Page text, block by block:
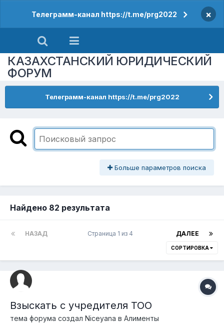
Телеграмм-канал https://t.me/prg2022 ×
КАЗАХСТАНСКИЙ ЮРИДИЧЕСКИЙ
ФОРУМ
Телеграмм-канал https://t.me/prg2022
Больше параметров поиска
Найдено 82 результата
НАЗАД ДАЛЕЕ
Страница 1 из 4
СОРТИРОВКА
Взыскать с учредителя ТОО
тема форума создал Niceyana в Алименты